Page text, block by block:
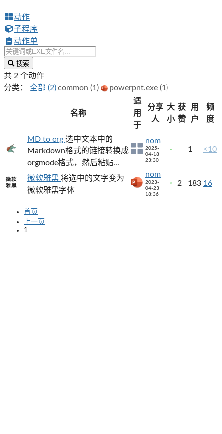
动作
子程序
动作单
搜索
共 2 个动作
分类：
全部 (2) common (1) powerpnt.exe (1)
名称
适
用
于
分享
人
大
小
获
赞
用
户
频
度
MD to org 选中文本中的
Markdown格式的链接转换成
orgmode格式，然后粘贴...
nom
2025-
04-18
23:30
1 <10
微软雅黑 将选中的文字变为
微软雅黑字体
nom
2023-
04-23
18:36
2 183 16
首页
上一页
1